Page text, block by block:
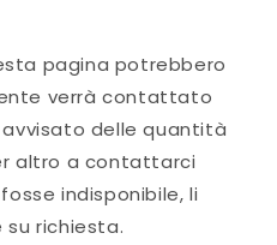
pagina potrebbero
verrà contattato
delle quantità
altro a contattarci
indisponibile, li
su richiesta.